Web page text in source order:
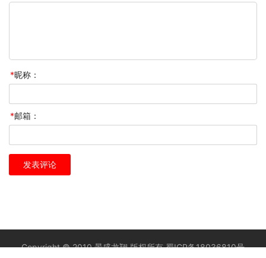
*昵称：
*邮箱：
Copyright © 2010 景盛龙翔 版权所有蜀ICP备18036810号